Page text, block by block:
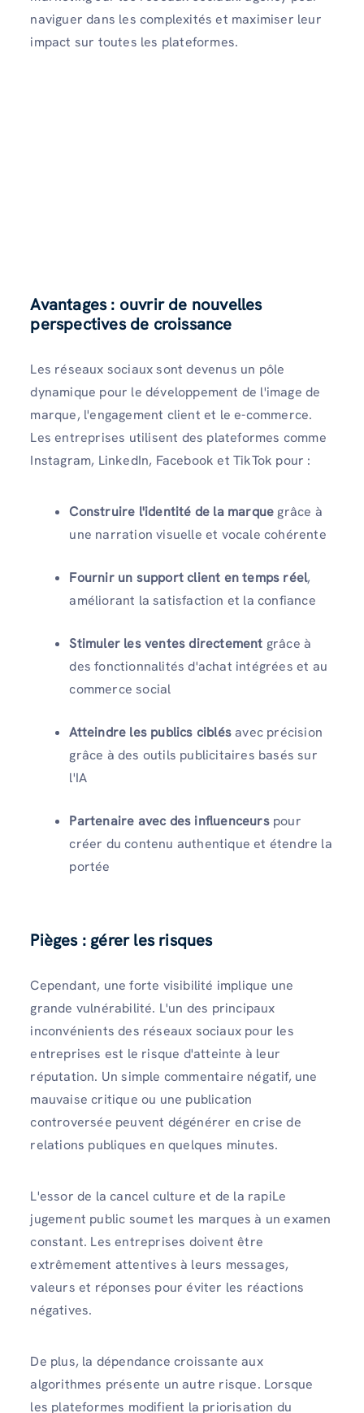
naviguer dans les complexités et maximiser leur
impact sur toutes les plateformes.
Avantages : ouvrir de nouvelles
perspectives de croissance
Les réseaux sociaux sont devenus un pôle
dynamique pour le développement de l'image de
marque, l'engagement client et le e-commerce.
Les entreprises utilisent des plateformes comme
Instagram, LinkedIn, Facebook et TikTok pour :
Construire l'identité de la marque grâce à
une narration visuelle et vocale cohérente
Fournir un support client en temps réel,
améliorant la satisfaction et la confiance
Stimuler les ventes directement grâce à
des fonctionnalités d'achat intégrées et au
commerce social
Atteindre les publics ciblésavec précision
grâce à des outils publicitaires basés sur
l'IA
Partenaire avec des influenceurspour
créer du contenu authentique et étendre la
portée
Pièges : gérer les risques
Cependant, une forte visibilité implique une
grande vulnérabilité. L'un des principaux
inconvénients des réseaux sociaux pour les
entreprises est le risque d'atteinte à leur
réputation. Un simple commentaire négatif, une
mauvaise critique ou une publication
controversée peuvent dégénérer en crise de
relations publiques en quelques minutes.
L'essor de la cancel culture et de la rapiLe
jugement public soumet les marques à un examen
constant. Les entreprises doivent être
extrêmement attentives à leurs messages,
valeurs et réponses pour éviter les réactions
négatives.
De plus, la dépendance croissante aux
algorithmes présente un autre risque. Lorsque
les plateformes modifient la priorisation du